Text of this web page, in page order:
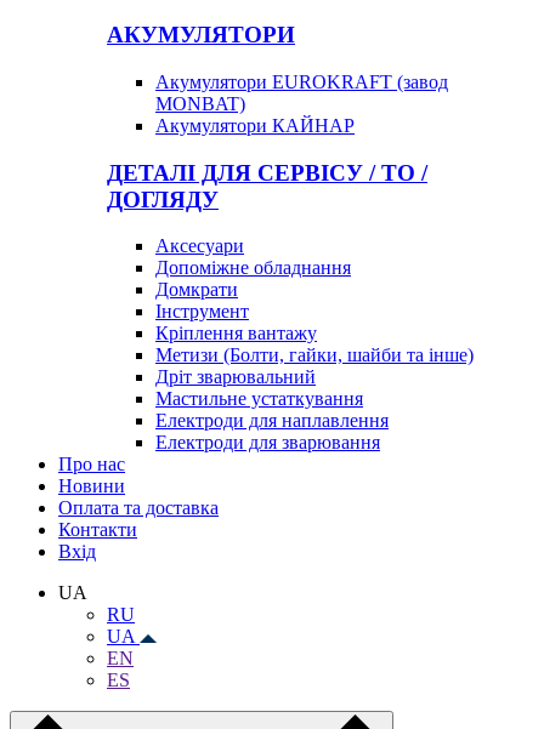
АКУМУЛЯТОРИ
Акумулятори EUROKRAFT (завод
MONBAT)
Акумулятори КАЙНАР
ДЕТАЛІ ДЛЯ СЕРВІСУ / ТО /
ДОГЛЯДУ
Аксесуари
Допоміжне обладнання
Домкрати
Інструмент
Кріплення вантажу
Метизи (Болти, гайки, шайби та інше)
Дріт зварювальний
Мастильне устаткування
Електроди для наплавлення
Електроди для зварювання
Про нас
Новини
Оплата та доставка
Контакти
Вхiд
UA
RU
UA
EN
ES